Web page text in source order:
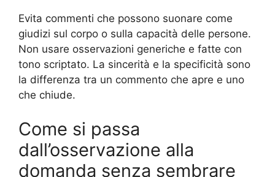
Evita commenti che possono suonare come
giudizi sul corpo o sulla capacità delle persone.
Non usare osservazioni generiche e fatte con
tono scriptato. La sincerità e la specificità sono
la differenza tra un commento che apre e uno
che chiude.
Come si passa
dall’osservazione alla
domanda senza sembrare